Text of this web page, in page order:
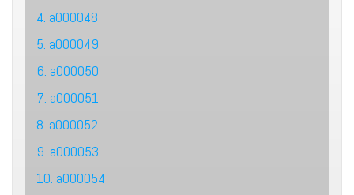
4. a000048
5. a000049
6. a000050
7. a000051
8. a000052
9. a000053
10. a000054